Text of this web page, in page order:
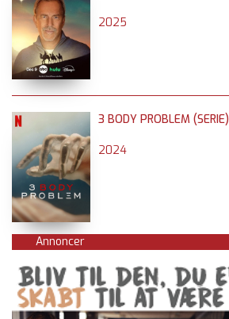
2025
3 BODY PROBLEM (SERIE)
2024
Annoncer